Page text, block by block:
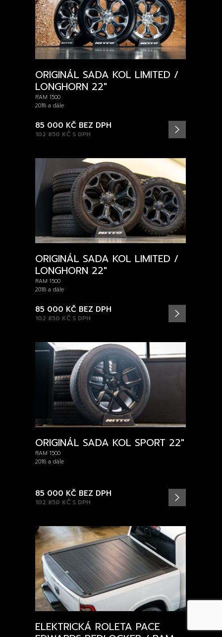
ORIGINÁL SADA KOL LIMITED /
LONGHORN 22″
RAM 1500
2018 a dále
102 850 KČ S DPH
85 000 KČ BEZ DPH
ORIGINÁL SADA KOL LIMITED /
LONGHORN 22″
RAM 1500
2018 a dále
102 850 KČ S DPH
85 000 KČ BEZ DPH
ORIGINÁL SADA KOL SPORT 22″
RAM 1500
2018 a dále
102 850 KČ S DPH
85 000 KČ BEZ DPH
ELEKTRICKÁ ROLETA PACE